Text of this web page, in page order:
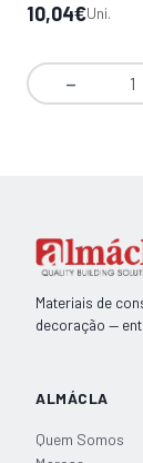
O
original
era:
10,04€
O
atual
é:
Uni.
Materiais de
decoração —
ALMÁCLA
Quem Somos